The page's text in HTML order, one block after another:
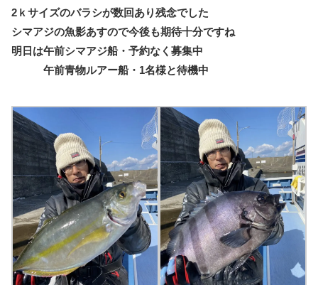
2ｋサイズのバラシが数回あり残念でした
シマアジの魚影あすので今後も期待十分ですね
明日は午前シマアジ船・予約なく募集中
午前青物ルアー船・1名様と待機中